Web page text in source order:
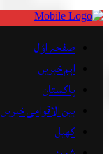
صفحہ اوّل
اہم خبریں
پاکستان
بین الاقوامی خبریں
کھیل